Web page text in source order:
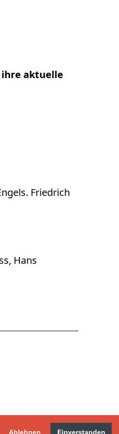
Ablehnen Einverstanden
ihre aktuelle
Friedrich
Hans